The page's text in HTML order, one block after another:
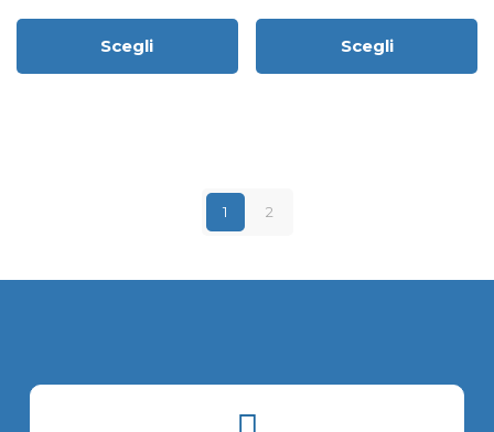
a
€ 3.540,00
Scegli
prodotto
pagina
a
€ 2.600,00
Scegli
prodotto
essere
pagina
1 2